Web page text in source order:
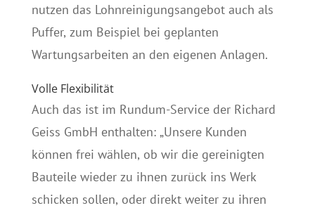
nutzen das Lohnreinigungsangebot auch als
Puffer, zum Beispiel bei geplanten
Wartungsarbeiten an den eigenen Anlagen.
Volle Flexibilität
Auch das ist im Rundum-Service der Richard
Geiss GmbH enthalten: „Unsere Kunden
können frei wählen, ob wir die gereinigten
Bauteile wieder zu ihnen zurück ins Werk
schicken sollen, oder direkt weiter zu ihren